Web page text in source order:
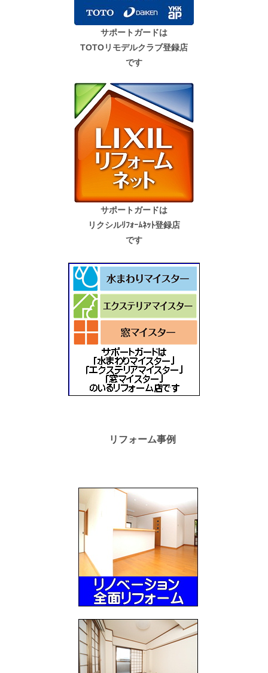
サポートガードは
TOTOリモデルクラブ登録店
です
サポートガードは
リクシルﾘﾌｫｰﾑﾈｯﾄ登録店
です
リフォーム事例